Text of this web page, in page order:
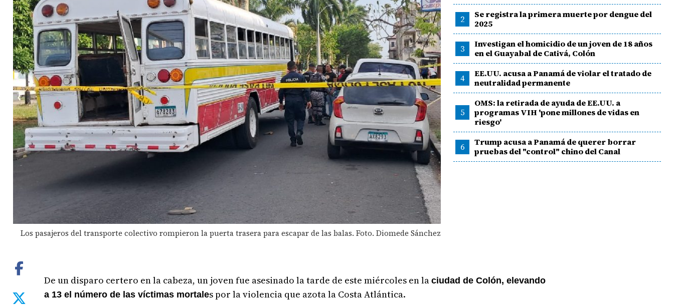
Los pasajeros del transporte colectivo rompieron la puerta trasera para escapar de las balas. Foto. Diomede Sánchez
2
Se registra la primera muerte por dengue del
2025
3
Investigan el homicidio de un joven de 18 años
en el Guayabal de Cativá, Colón
4
EE.UU. acusa a Panamá de violar el tratado de
neutralidad permanente
5
OMS: la retirada de ayuda de EE.UU. a
programas VIH 'pone millones de vidas en
riesgo'
6
Trump acusa a Panamá de querer borrar
pruebas del "control" chino del Canal
De un disparo certero en la cabeza, un joven fue asesinado la tarde de este miércoles en laciudad de Colón, elevando
a 13 el número de las víctimas mortales por la violencia que azota la Costa Atlántica.